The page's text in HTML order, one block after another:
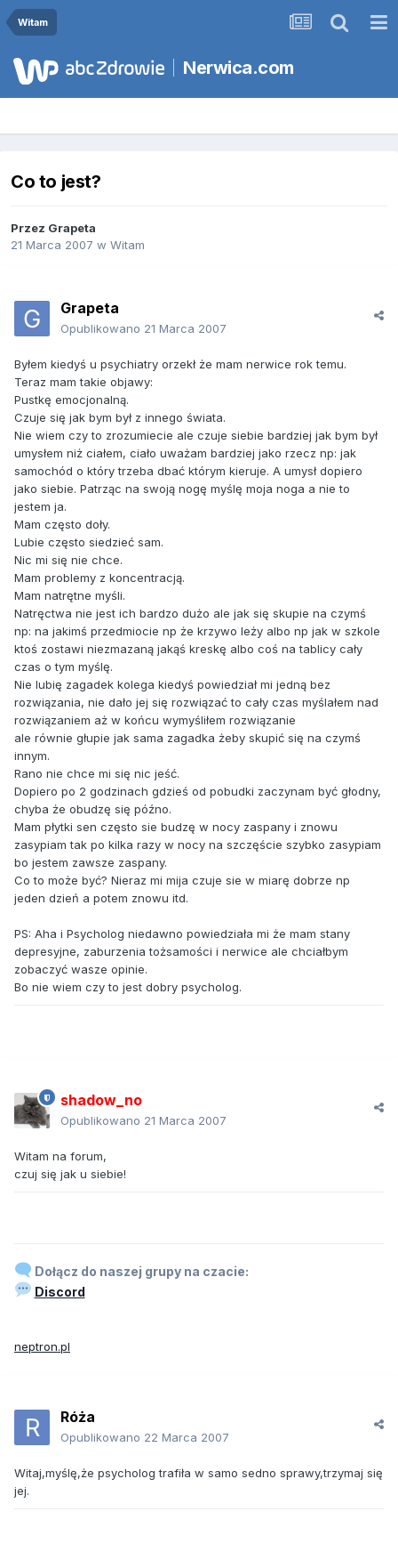
Witam
Nerwica.com
Co to jest?
Przez Grapeta
21 Marca 2007 w Witam
Grapeta
Opublikowano 21 Marca 2007
Byłem kiedyś u psychiatry orzekł że mam nerwice rok temu.
Teraz mam takie objawy:
Pustkę emocjonalną.
Czuje się jak bym był z innego świata.
Nie wiem czy to zrozumiecie ale czuje siebie bardziej jak bym był
umysłem niż ciałem, ciało uważam bardziej jako rzecz np: jak
samochód o który trzeba dbać którym kieruje. A umysł dopiero
jako siebie. Patrząc na swoją nogę myślę moja noga a nie to
jestem ja.
Mam często doły.
Lubie często siedzieć sam.
Nic mi się nie chce.
Mam problemy z koncentracją.
Mam natrętne myśli.
Natręctwa nie jest ich bardzo dużo ale jak się skupie na czymś
np: na jakimś przedmiocie np że krzywo leży albo np jak w szkole
ktoś zostawi niezmazaną jakąś kreskę albo coś na tablicy cały
czas o tym myślę.
Nie lubię zagadek kolega kiedyś powiedział mi jedną bez
rozwiązania, nie dało jej się rozwiązać to cały czas myślałem nad
rozwiązaniem aż w końcu wymyśliłem rozwiązanie
ale równie głupie jak sama zagadka żeby skupić się na czymś
innym.
Rano nie chce mi się nic jeść.
Dopiero po 2 godzinach gdzieś od pobudki zaczynam być głodny,
chyba że obudzę się późno.
Mam płytki sen często sie budzę w nocy zaspany i znowu
zasypiam tak po kilka razy w nocy na szczęście szybko zasypiam
bo jestem zawsze zaspany.
Co to może być? Nieraz mi mija czuje sie w miarę dobrze np
jeden dzień a potem znowu itd.
PS: Aha i Psycholog niedawno powiedziała mi że mam stany
depresyjne, zaburzenia tożsamości i nerwice ale chciałbym
zobaczyć wasze opinie.
Bo nie wiem czy to jest dobry psycholog.
shadow_no
Opublikowano 21 Marca 2007
Witam na forum,
czuj się jak u siebie!
Dołącz do naszej grupy na czacie:
Discord
neptron.pl
Róża
Opublikowano 22 Marca 2007
Witaj,myślę,że psycholog trafiła w samo sedno sprawy,trzymaj się
jej.